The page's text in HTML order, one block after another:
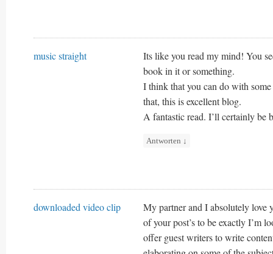
music straight
Its like you read my mind! You
book in it or something.
I think that you can do with
that, this is excellent blog.
A fantastic read. I’ll certainly be
Antworten ↓
downloaded video clip
My partner and I absolutely love
of your post’s to be exactly I’m
offer guest writers to write